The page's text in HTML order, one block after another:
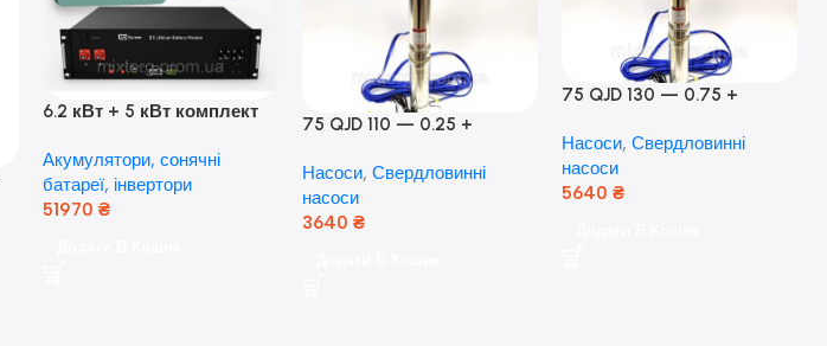
6.2 кВт + 5 кВт комплект
Гібридний інвертор Anern
та акумулятор Dyness, 50А
Акумулятори, сонячні
батареї, інвертори
51970 ₴
75 QJD 110 — 0.25 +
Мідь!
Насоси, Свердловинні
насоси
3640 ₴
75 QJD 130 — 0.75 +
Насоси, Свердловинні
насоси
5640 ₴